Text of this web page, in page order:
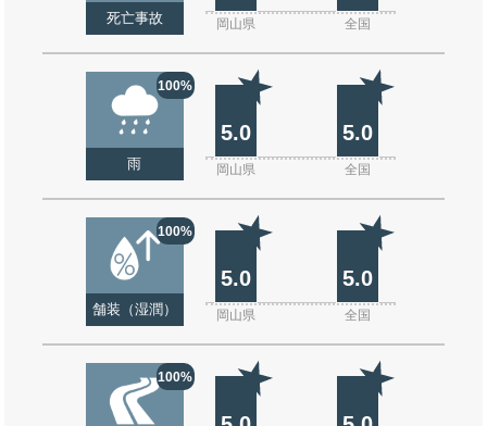
死亡事故 岡山県 全国
100%
雨
5.0 5.0
岡山県 全国
100%
舗装（湿潤）
5.0 5.0
岡山県 全国
100%